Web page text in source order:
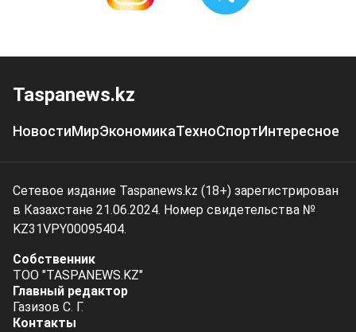
Taspanews.kz
НовостиМирЭкономикаТехноСпортИнтересное
Сетевое издание Taspanews.kz (18+) зарегистрирован
в Казахстане 21.06.2024. Номер свидетельства №
KZ31VPY00095404.
Собственник
ТОО "TASPANEWS.KZ"
Главный редактор
Газизов С. Г.
Контакты